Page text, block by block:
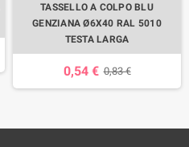
TASSELLO A COLPO BLU
GENZIANA Ø6X40 RAL 5010
TESTA LARGA
0,54 € 0,83 €